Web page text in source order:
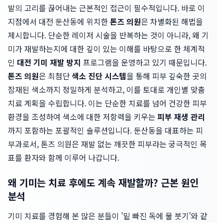
발의 고리를 끊어내는 근본적인 접근이 필수적입니다. 바로 이
지점에서 대전 둔산동에 위치한톤즈 의원은 차별화된 해법을
제시합니다. 단순한 레이저 시술을 반복하는 것이 아니라, 왜 기
미가 재발하는지에 대한 깊이 있는 이해를 바탕으로 한 체계적
인 대전 기미 재발 방지 프로그램을 운영하고 있기 때문입니다.
톤즈 의원은 최첨단색소 진단 시스템을 통해 피부 깊숙한 곳의
잠재된 색소까지 정밀하게 분석하고, 이를 토대로 개인별 맞춤
치료 계획을 수립합니다. 이는 단순한 치료를 넘어 건강한 피부
환경을 조성하여 색소에 대한 저항력을 키우는 피부 재생 관리
까지 포함하는 포괄적인 솔루션입니다. 둔산동을 대표하는 피
부과로서, 톤즈 의원은 재발 없는 깨끗한 피부라는 궁극적인 목
표를 환자와 함께 이루어 나갑니다.
왜 기미는 치료 후에도 계속 재발할까? 근본 원인
분석
기미 치료를 경험해 본 많은 분들이 '밑 빠진 독에 물 붓기'와 같